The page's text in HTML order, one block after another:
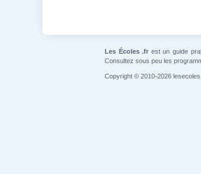
Les Écoles .fr est un guide
Consultez sous peu les
Copyright © 2010-2026